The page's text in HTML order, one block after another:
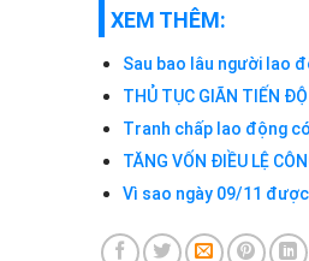
XEM THÊM:
Sau bao lâu người lao
THỦ TỤC GIÃN TIẾN
Tranh chấp lao động
TĂNG VỐN ĐIỀU LỆ
Vì sao ngày 09/11